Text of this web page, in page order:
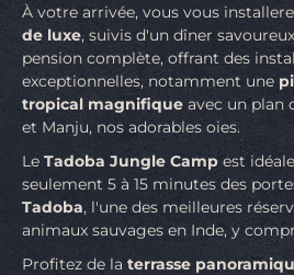
À votre arrivée, vous vous
de luxe, suivis d'un dîner
pension complète, offrant des
exceptionnelles, notamment une
tropical magnifique avec un plan
et Manju, nos adorables oies.
Le Tadoba Jungle Campest
seulement 5 à 15 minutes des
Tadoba, l'une des meilleures
animaux sauvages en Inde, y
Profitez de la terrasse